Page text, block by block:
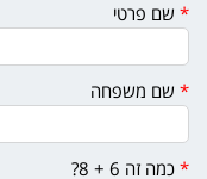
* שם פרטי
* שם משפחה
* כמה זה 6 + 8?